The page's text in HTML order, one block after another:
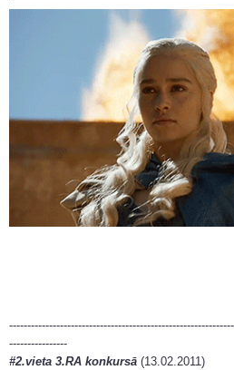
----------------
#2.vieta 3.RA konkursā (13.02.2011)